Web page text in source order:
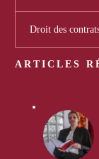
Droit des
ARTICLES